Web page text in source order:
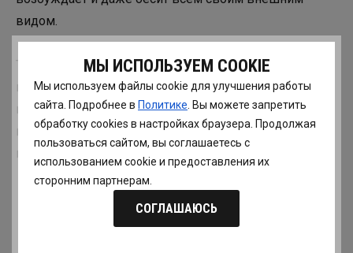
МЫ ИСПОЛЬЗУЕМ COOKIE
Мы используем файлы cookie для улучшения работы
сайта. Подробнее в Политике . Вы можете запретить
обработку сookies в настройках браузера. Продолжая
пользоваться сайтом, вы соглашаетесь с
использованием cookie и предоставления их
сторонним партнерам.
СОГЛАШАЮСЬ
видом.
Так вот, мужчинам много раз повезло, потому что уж
им-то превратить гардероб в результат на многие
годы, раз и навсегда, гораздо проще! Потребности в
постоянном шопинге нет, а мода на их гардеробы
почти не влияет.